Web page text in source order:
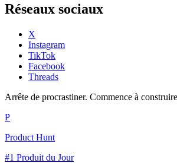
Réseaux sociaux
X
Instagram
TikTok
Facebook
Threads
Arrête de procrastiner. Commence à
P
Product Hunt
#1 Produit du Jour